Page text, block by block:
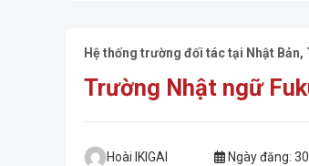
Hệ thống trường đối tác tại Nhật Bản,
Trường Nhật ngữ
Hoài IKIGAI Ngày đăng: